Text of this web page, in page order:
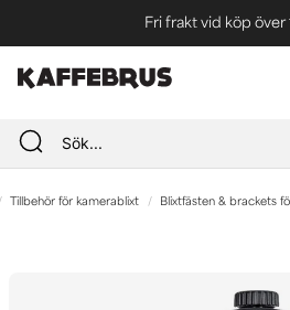
Fri frakt vid köp över
Tillbehör för kamerablixt Blixtfästen & brackets